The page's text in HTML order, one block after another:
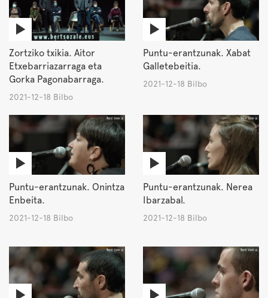
Zortziko txikia. Aitor
Etxebarriazarraga eta
Gorka Pagonabarraga.
2021-12-18 Bilbo
Puntu-erantzunak. Xabat
Galletebeitia.
2021-12-18 Bilbo
Puntu-erantzunak. Onintza
Enbeita.
2021-12-18 Bilbo
Puntu-erantzunak. Nerea
Ibarzabal.
2021-12-18 Bilbo